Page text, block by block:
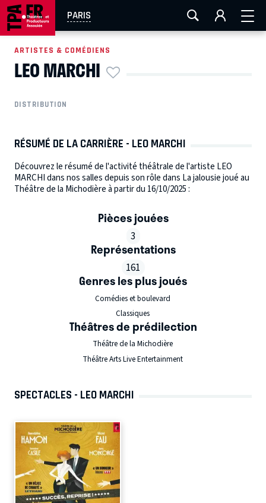
PARIS
AIX-MARSEILLE LA ROCHELLE
EN TOURNÉE
ARTISTES & COMÉDIENS
LEO MARCHI
DISTRIBUTION
RÉSUMÉ DE LA CARRIÈRE - LEO MARCHI
Découvrez le résumé de l'activité théâtrale de l'artiste LEO
MARCHI dans nos salles depuis son rôle dans La jalousie joué au
Théâtre de la Michodière à partir du 16/10/2025 :
Pièces jouées
3
Représentations
161
Genres les plus joués
Comédies et boulevard
Classiques
Théâtres de prédilection
Théâtre de la Michodière
Théâtre Arts Live Entertainment
SPECTACLES - LEO MARCHI